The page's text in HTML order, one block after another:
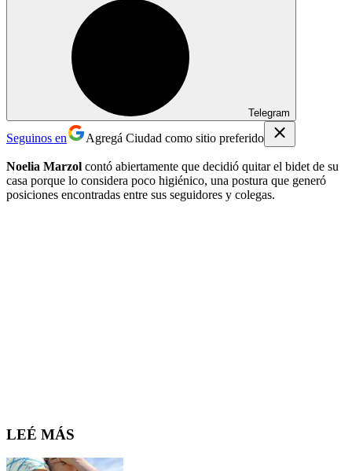
Telegram
Seguinos en Agregá Ciudad como sitio preferido
Noelia Marzol contó abiertamente que decidió quitar el bidet de su
casa porque lo considera poco higiénico, una postura que generó
posiciones encontradas entre sus seguidores y colegas.
LEÉ MÁS